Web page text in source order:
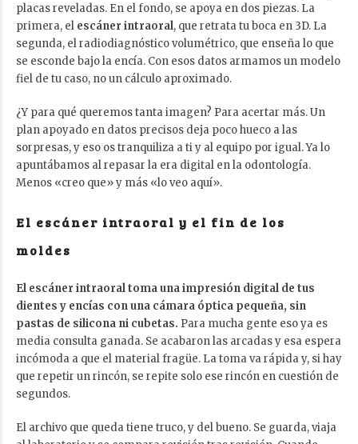
placas reveladas. En el fondo, se apoya en dos piezas. La
primera, el escáner intraoral, que retrata tu boca en 3D. La
segunda, el radiodiagnóstico volumétrico, que enseña lo que
se esconde bajo la encía. Con esos datos armamos un modelo
fiel de tu caso, no un cálculo aproximado.
¿Y para qué queremos tanta imagen? Para acertar más. Un
plan apoyado en datos precisos deja poco hueco a las
sorpresas, y eso os tranquiliza a ti y al equipo por igual. Ya lo
apuntábamos al repasar la era digital en la odontología.
Menos «creo que» y más «lo veo aquí».
El escáner intraoral y el fin de los
moldes
El escáner intraoral toma una impresión digital de tus
dientes y encías con una cámara óptica pequeña, sin
pastas de silicona ni cubetas. Para mucha gente eso ya es
media consulta ganada. Se acabaron las arcadas y esa espera
incómoda a que el material fragüe. La toma va rápida y, si hay
que repetir un rincón, se repite solo ese rincón en cuestión de
segundos.
El archivo que queda tiene truco, y del bueno. Se guarda, viaja